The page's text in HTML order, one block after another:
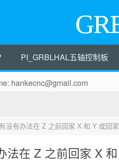
PI_GRBLHAL五轴控制板
hankecnc@gmail.com
有没有办法在 Z 之前回家 X 和 Y 或回
法在 Z 之前回家 X